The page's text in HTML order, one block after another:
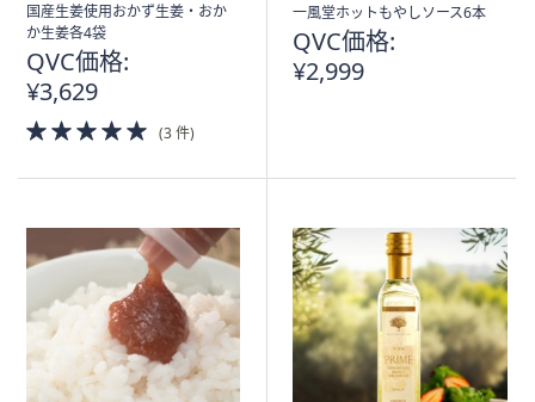
国産生姜使用おかず生姜・おか
か生姜各4袋
QVC価格:
¥3,629
5.0
of
(3 件)
一風堂ホットもやしソース6本
QVC価格:
¥2,999